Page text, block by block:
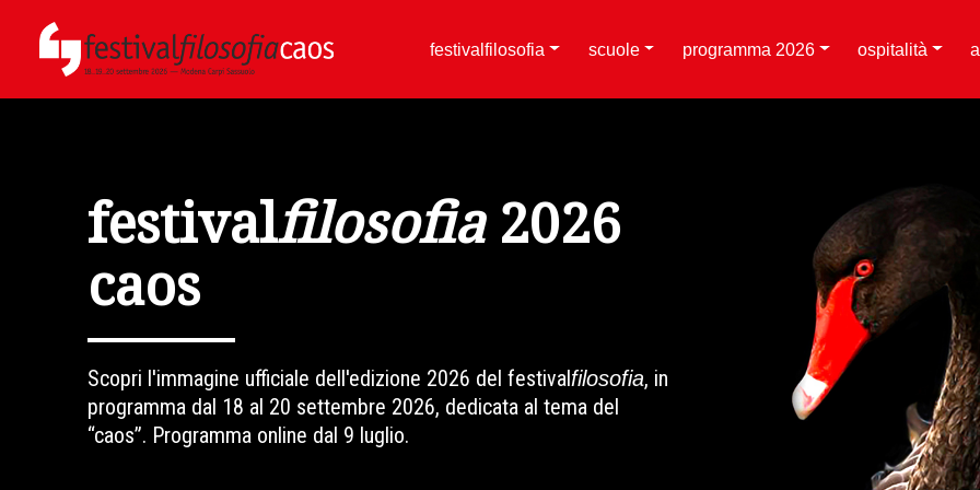
festivalfilosofia scuole programma 2026 ospitalità
festivalfilosofia2026
caos
Scopri l'immagine ufficiale dell'edizione 2026 del festivalfilosofia, in
programma dal 18 al 20 settembre 2026, dedicata al tema del
“caos”. Programma online dal 9 luglio.